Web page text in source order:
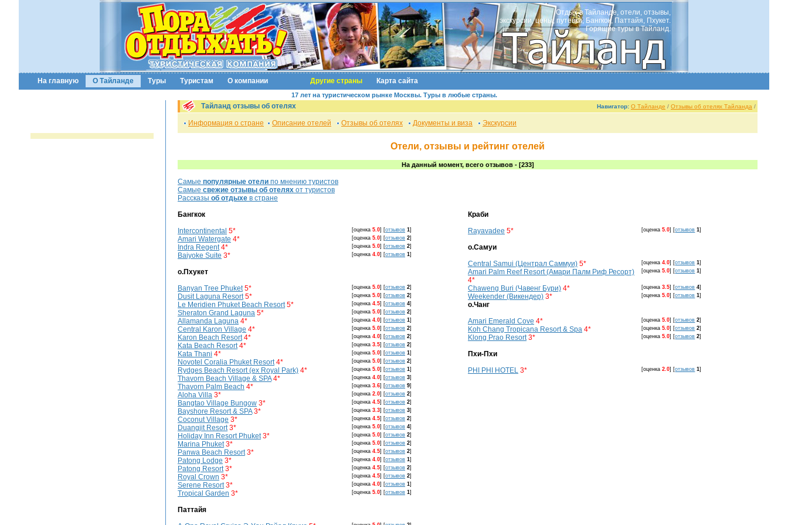
Отдых в Тайланде, отели, отзывы,
экскурсии, цены, путевки, Бангкок, Паттайя, Пхукет.
Горящие туры в Тайланд.
На главную О Тайланде Туры Туристам О компании Другие страны Карта сайта
17 лет на туристическом рынке Москвы. Туры в любые страны.
Тайланд отзывы об отелях Навигатор: О Тайланде / Отзывы об отелях Тайланда /
Информация о стране Описание отелей Отзывы об отелях Документы и виза Экскурсии
Отели, отзывы и рейтинг отелей
На данный момент, всего отзывов - [233]
Самые популярные отели по мнению туристов
Самые свежие отзывы об отелях от туристов
Рассказы об отдыхе в стране
Бангкок
Intercontinental 5* [оценка 5.0] [отзывов 1]
Amari Watergate 4* [оценка 5.0] [отзывов 2]
Indra Regent 4* [оценка 5.0] [отзывов 2]
Baiyoke Suite 3* [оценка 4.0] [отзывов 1]
о.Пхукет
Banyan Tree Phuket 5* [оценка 5.0] [отзывов 2]
Dusit Laguna Resort 5* [оценка 5.0] [отзывов 2]
Le Meridien Phuket Beach Resort 5* [оценка 4.5] [отзывов 4]
Sheraton Grand Laguna 5* [оценка 5.0] [отзывов 2]
Allamanda Laguna 4* [оценка 4.0] [отзывов 1]
Central Karon Village 4* [оценка 5.0] [отзывов 2]
Karon Beach Resort 4* [оценка 4.0] [отзывов 2]
Kata Beach Resort 4* [оценка 3.5] [отзывов 2]
Kata Thani 4* [оценка 5.0] [отзывов 1]
Novotel Coralia Phuket Resort 4* [оценка 5.0] [отзывов 2]
Rydges Beach Resort (ex Royal Park) 4* [оценка 5.0] [отзывов 1]
Thavorn Beach Village & SPA 4* [оценка 4.0] [отзывов 3]
Thavorn Palm Beach 4* [оценка 3.6] [отзывов 9]
Aloha Villa 3* [оценка 2.0] [отзывов 2]
Bangtao Village Bungow 3* [оценка 4.5] [отзывов 2]
Bayshore Resort & SPA 3* [оценка 3.3] [отзывов 3]
Coconut Village 3* [оценка 4.5] [отзывов 2]
Duangjit Resort 3* [оценка 5.0] [отзывов 4]
Holiday Inn Resort Phuket 3* [оценка 5.0] [отзывов 2]
Marina Phuket 3* [оценка 5.0] [отзывов 2]
Panwa Beach Resort 3* [оценка 4.5] [отзывов 2]
Patong Lodge 3* [оценка 4.0] [отзывов 1]
Patong Resort 3* [оценка 4.5] [отзывов 2]
Royal Crown 3* [оценка 4.5] [отзывов 2]
Serene Resort 3* [оценка 4.0] [отзывов 1]
Tropical Garden 3* [оценка 5.0] [отзывов 1]
Паттайя
Краби
Rayavadee 5* [оценка5.0] [отзывов 1]
о.Самуи
Central Samui (Централ Саммуи) 5* [оценка4.0] [отзывов 1]
Amari Palm Reef Resort (Амари Палм Риф Ресорт)
4*
[оценка5.0] [отзывов 1]
Chaweng Buri (Чавенг Бури) 4* [оценка3.5] [отзывов 4]
Weekender (Викендер) 3* [оценка5.0] [отзывов 1]
о.Чанг
Amari Emerald Cove 4* [оценка5.0] [отзывов 2]
Koh Chang Tropicana Resort & Spa 4* [оценка5.0] [отзывов 2]
Klong Prao Resort 3* [оценка5.0] [отзывов 2]
Пхи-Пхи
PHI PHI HOTEL 3* [оценка2.0] [отзывов 1]